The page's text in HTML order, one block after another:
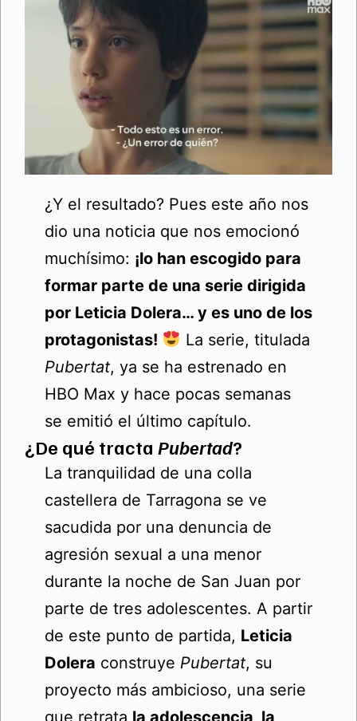
¿Y el resultado? Pues este año nos
dio una noticia que nos emocionó
muchísimo: ¡lo han escogido para
formar parte de una serie dirigida
por Leticia Dolera… y es uno de los
protagonistas!
La serie, titulada
Pubertat, ya se ha estrenado en
HBO Max y hace pocas semanas
se emitió el último capítulo.
¿De qué tracta Pubertad?
La tranquilidad de una colla
castellera de Tarragona se ve
sacudida por una denuncia de
agresión sexual a una menor
durante la noche de San Juan por
parte de tres adolescentes. A partir
de este punto de partida, Leticia
Dolera construye Pubertat, su
proyecto más ambicioso, una serie
que retrata la adolescencia, la